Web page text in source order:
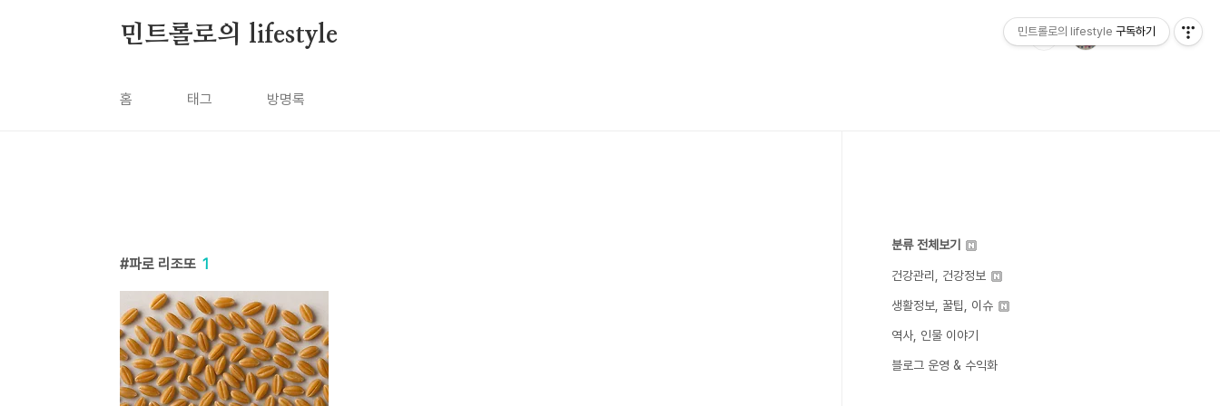
민트롤로의 lifestyle
홈 태그 방명록
파로 리조또 1
분류 전체보기
건강관리, 건강정보
생활정보, 꿀팁, 이슈
역사, 인물 이야기
블로그 운영 & 수익화
민트롤로의 lifestyle 구독하기